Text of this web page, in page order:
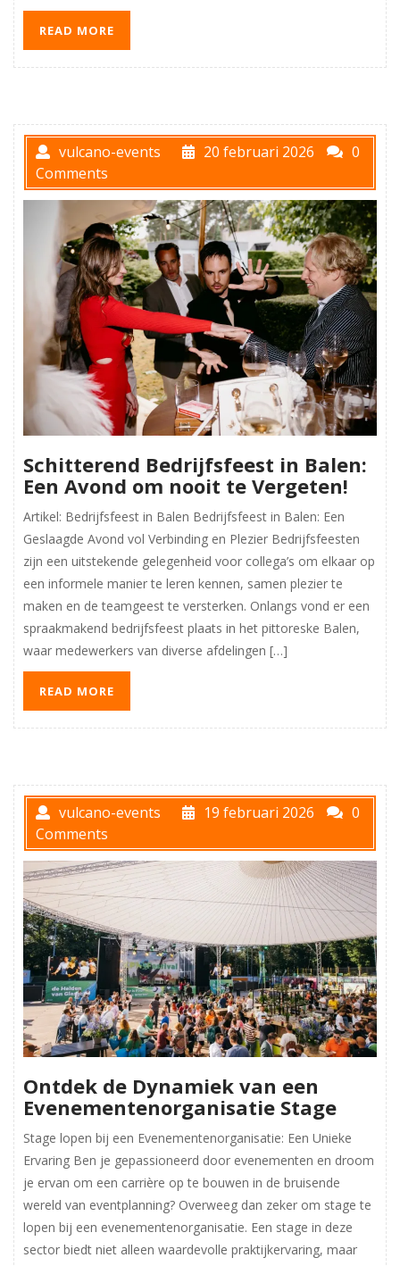
READ MORE
vulcano-events 20 februari 2026
0
Comments
Schitterend Bedrijfsfeest in Balen:
Een Avond om nooit te Vergeten!
Artikel: Bedrijfsfeest in Balen Bedrijfsfeest in Balen: Een
Geslaagde Avond vol Verbinding en Plezier Bedrijfsfeesten
zijn een uitstekende gelegenheid voor collega’s om elkaar op
een informele manier te leren kennen, samen plezier te
maken en de teamgeest te versterken. Onlangs vond er een
spraakmakend bedrijfsfeest plaats in het pittoreske Balen,
waar medewerkers van diverse afdelingen […]
READ MORE
vulcano-events 19 februari 2026
0
Comments
Ontdek de Dynamiek van een
Evenementenorganisatie Stage
Stage lopen bij een Evenementenorganisatie: Een Unieke
Ervaring Ben je gepassioneerd door evenementen en droom
je ervan om een carrière op te bouwen in de bruisende
wereld van eventplanning? Overweeg dan zeker om stage te
lopen bij een evenementenorganisatie. Een stage in deze
sector biedt niet alleen waardevolle praktijkervaring, maar